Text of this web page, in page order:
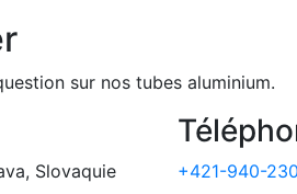
sur nos tubes aluminium.
Slovaquie +421-940-